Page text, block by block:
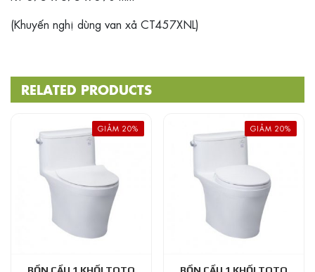
(Khuyến nghị dùng van xả CT457XNL)
RELATED PRODUCTS
GIẢM 20%
BỒN CẦU 1 KHỐI TOTO
GIẢM 20%
BỒN CẦU 1 KHỐI TOTO